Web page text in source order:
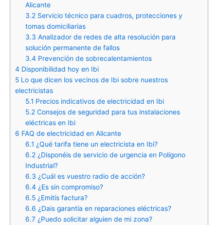
Alicante
3.2Servicio técnico para cuadros, protecciones y
tomas domiciliarias
3.3 Analizador de redes de alta resolución para
solución permanente de fallos
3.4 Prevención de sobrecalentamientos
4 Disponibilidad hoy en Ibi
5 Lo que dicen los vecinos de Ibi sobre nuestros
electricistas
5.1 Precios indicativos de electricidad en Ibi
5.2Consejos de seguridad para tus instalaciones
eléctricas en Ibi
6 FAQ de electricidad en Alicante
6.1 ¿Qué tarifa tiene un electricista en Ibi?
6.2¿Disponéis de servicio de urgencia en Polígono
Industrial?
6.3 ¿Cuál es vuestro radio de acción?
6.4 ¿Es sin compromiso?
6.5¿Emitís factura?
6.6 ¿Dais garantía en reparaciones eléctricas?
6.7¿Puedo solicitar alguien de mi zona?